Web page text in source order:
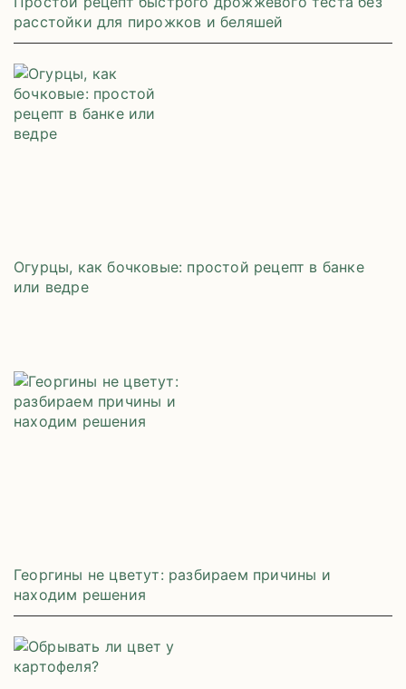
расстойки для пирожков и беляшей
Огурцы, как бочковые: простой рецепт в банке
или ведре
Георгины не цветут: разбираем причины и
находим решения